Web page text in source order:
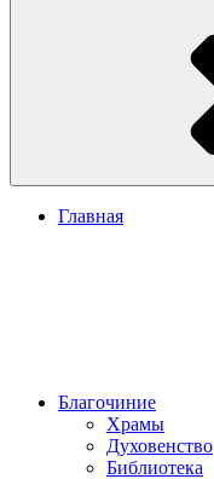
Главная
Благочиние
Храмы
Духовенство
Библиотека